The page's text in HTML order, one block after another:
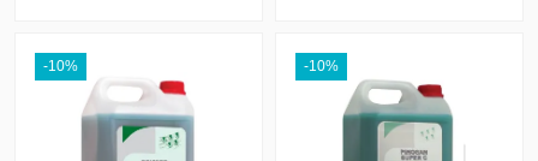
-10% -10%